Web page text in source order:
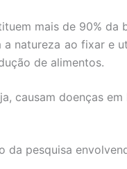
mais de 90%
natureza ao fixar e
de alimentos.
causam doenças
da pesquisa